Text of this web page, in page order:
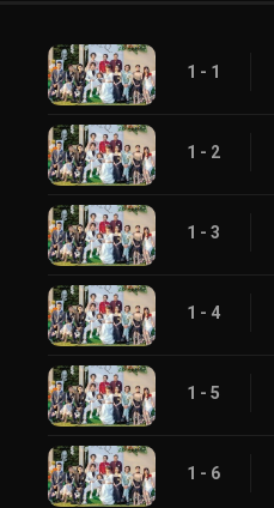
1 - 1
1 - 2
1 - 3
1 - 4
1 - 5
1 - 6